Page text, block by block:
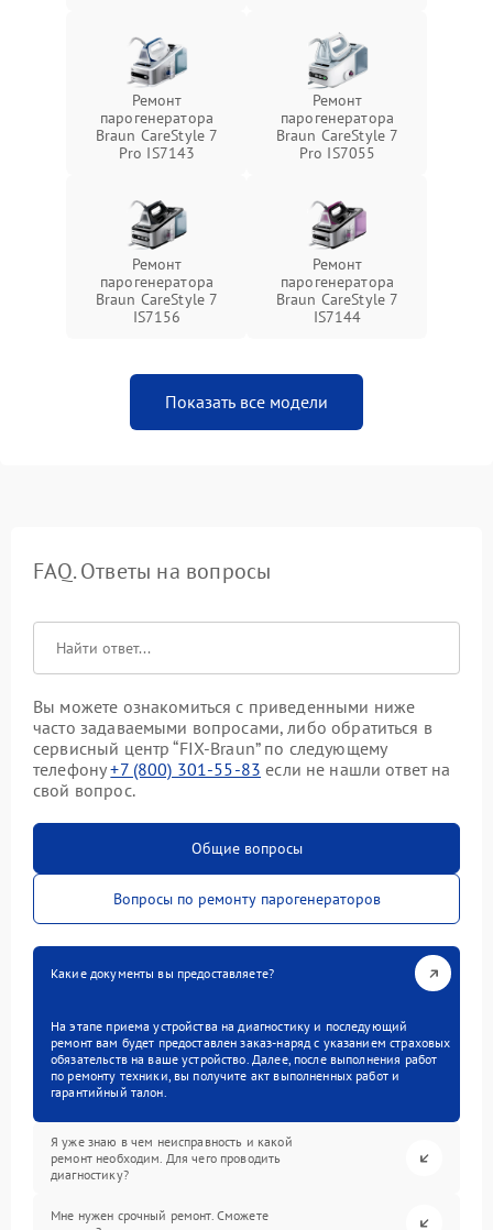
Ремонт
парогенератора
Braun CareStyle 7
Pro IS7143
Ремонт
парогенератора
Braun CareStyle 7
Pro IS7055
Ремонт
парогенератора
Braun CareStyle 7
IS7156
Ремонт
парогенератора
Braun CareStyle 7
IS7144
Показать все модели
FAQ. Ответы на вопросы
Вы можете ознакомиться с приведенными ниже
часто задаваемыми вопросами, либо обратиться в
сервисный центр “FIX-Braun” по следующему
телефону+7 (800) 301-55-83 если не нашли ответ на
свой вопрос.
Общие вопросы
Вопросы по ремонту парогенераторов
Какие документы вы предоставляете?
На этапе приема устройства на диагностику и последующий
ремонт вам будет предоставлен заказ-наряд с указанием страховых
обязательств на ваше устройство. Далее, после выполнения работ
по ремонту техники, вы получите акт выполненных работ и
гарантийный талон.
Я уже знаю в чем неисправность и какой
ремонт необходим. Для чего проводить
диагностику?
Мне нужен срочный ремонт. Сможете